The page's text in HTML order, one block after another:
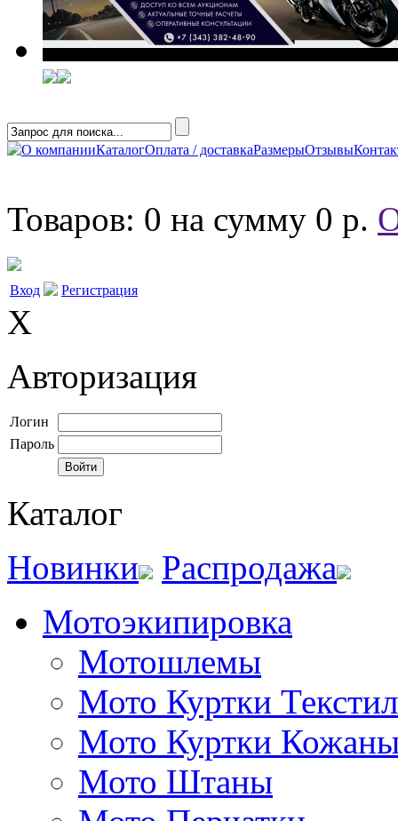
О компанииКаталогОплата / доставкаРазмерыОтзывы
Товаров: 0 на сумму 0 р.
Вход Регистрация
X
Авторизация
Логин
Пароль
Каталог
Новинки
Распродажа
Мотоэкипировка
Мотошлемы
Мото Куртки
Мото Куртки
Мото Штаны